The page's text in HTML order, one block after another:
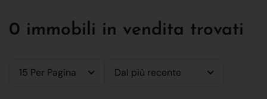
0 immobili in vendita trovati
15 Per Pagina Dal più recente